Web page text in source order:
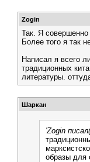
Zogin
Так. Я
Более того я так
Написал я всего
традиционных
литературы.
Шаркан
'Zogin
образы для